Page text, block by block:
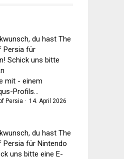
du hast The
Persia für
Schick uns bitte
mit - einem
Profils...
Persia · 14. April 2026
du hast The
Persia für Nintendo
uns bitte eine E-